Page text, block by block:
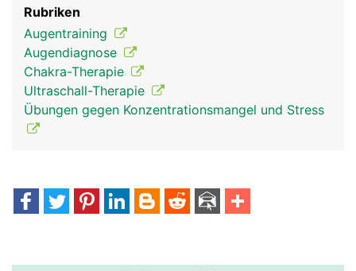
Rubriken
Augentraining
Augendiagnose
Chakra-Therapie
Ultraschall-Therapie
Übungen gegen Konzentrationsmangel und Stress